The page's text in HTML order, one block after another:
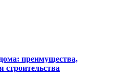
преимущества,
строительства